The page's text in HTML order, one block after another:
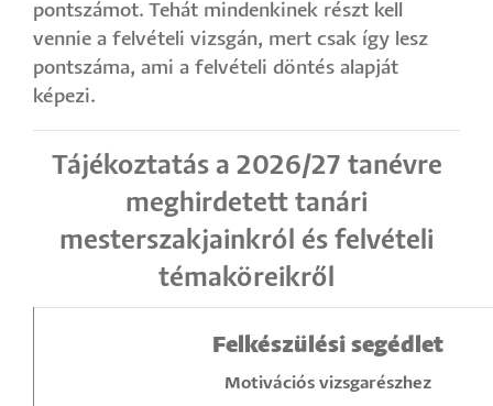
pontszámot. Tehát mindenkinek részt kell
vennie a felvételi vizsgán, mert csak így lesz
pontszáma, ami a felvételi döntés alapját
képezi.
Tájékoztatás a 2026/27 tanévre
meghirdetett tanári
mesterszakjainkról és felvételi
témaköreikről
Felkészülési segédlet
Motivációs vizsgarészhez